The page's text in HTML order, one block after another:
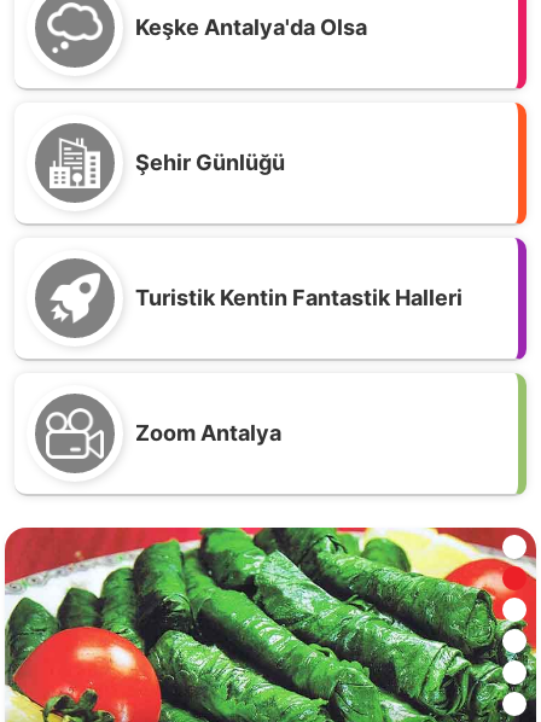
Keşke Antalya'da Olsa
Şehir Günlüğü
Turistik Kentin Fantastik Halleri
Zoom Antalya
Antalya usulü Vişneli Bamya